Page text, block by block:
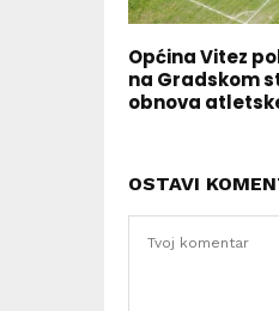
Općina Vitez
na Gradskom
obnova
OSTAVI